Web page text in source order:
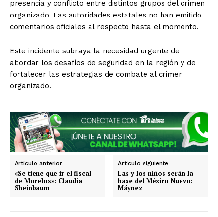
SUSCRIBIRSE
Estados
Baja California
Baja California Sur
Colima Durango
Estado de México
Guanajuato
Guerrero Hidalgo
Jalisco
Michoacán
Zacatecas Yucatán Veracruz
Tlaxcala Tamaulipas Tabasco
Sonora
Nuevo León
Nayarit
Morelos
presencia y conflicto entre distintos grupos del crimen
organizado. Las autoridades estatales no han emitido
comentarios oficiales al respecto hasta el momento.
Este incidente subraya la necesidad urgente de
abordar los desafíos de seguridad en la región y de
fortalecer las estrategias de combate al crimen
organizado.
Artículo anterior
«Se tiene que ir el fiscal
de Morelos»: Claudia
Sheinbaum
Artículo siguiente
Las y los niños serán la
base del México Nuevo:
Máynez